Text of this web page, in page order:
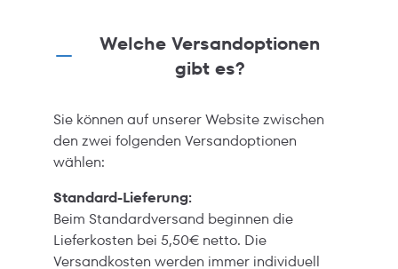
Welche Versandoptionen
gibt es?
Sie können auf unserer Website zwischen
den zwei folgenden Versandoptionen
wählen:
Standard-Lieferung:
Beim Standardversand beginnen die
Lieferkosten bei 5,50€ netto. Die
Versandkosten werden immer individuell